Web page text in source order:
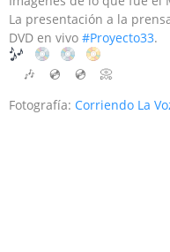
La presentación a la
DVD en vivo #Proyecto33.
🎶 💿 💿
📀
Fotografía: Corriendo La